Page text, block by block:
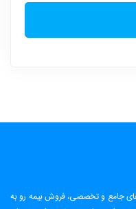
جامع و تخصصی، فروش بیمه رو به